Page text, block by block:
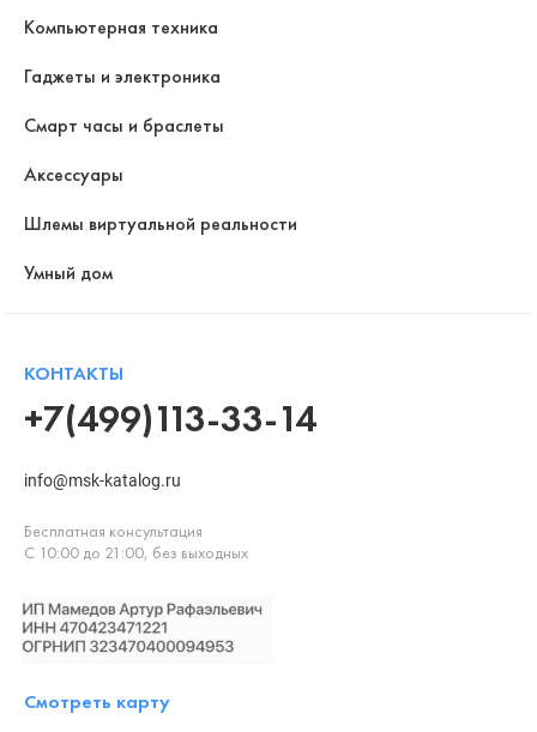
Компьютерная техника
Гаджеты и электроника
Смарт часы и браслеты
Аксессуары
Шлемы виртуальной реальности
Умный дом
КОНТАКТЫ
+7(499)113-33-14
info@msk-katalog.ru
Бесплатная консультация
С 10:00 до 21:00, без выходных
Смотреть карту